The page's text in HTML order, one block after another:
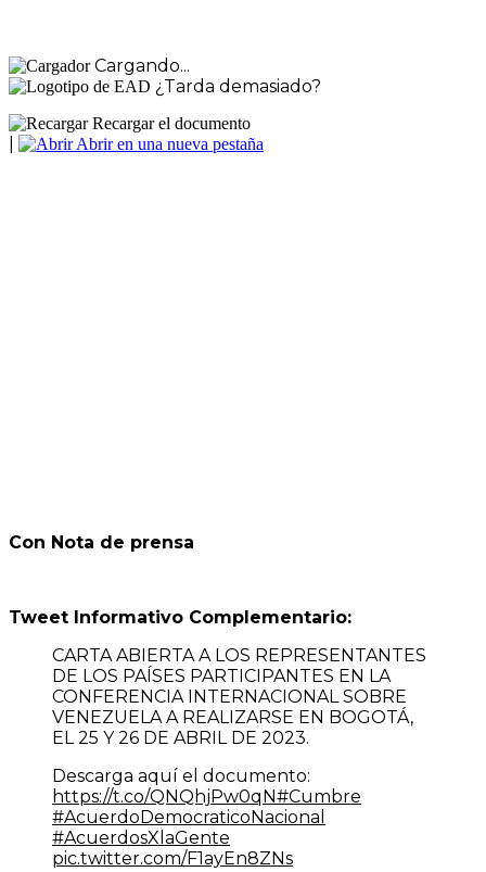
Cargando...
¿Tarda demasiado?
Recargar el documento
Abrir en una nueva pestaña
Con Nota de prensa
Tweet Informativo Complementario:
CARTA ABIERTA A LOS REPRESENTANTES
DE LOS PAÍSES PARTICIPANTES EN LA
CONFERENCIA INTERNACIONAL SOBRE
VENEZUELA A REALIZARSE EN BOGOTÁ,
EL 25 Y 26 DE ABRIL DE 2023.
Descarga aquí el documento:
https://t.co/QNQhjPw0qN#Cumbre
#AcuerdoDemocraticoNacional
#AcuerdosXlaGente
pic.twitter.com/F1ayEn8ZNs